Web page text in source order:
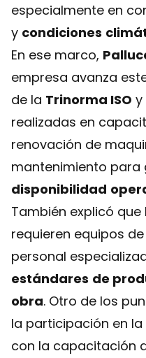
especialmente en
y condiciones
En ese marco,
empresa avanza
de la Trinorma ISO y
realizadas en
renovación de
mantenimiento para
disponibilidad
También explicó
requieren equipos
personal
estándares de
obra. Otro de los
la participación en
con la capacitación